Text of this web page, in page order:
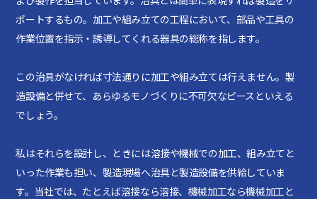
ポートするもの。加工や組み立ての工程において、部品や工具の
作業位置を指示・誘導してくれる器具の総称を指します。
この治具がなければ寸法通りに加工や組み立ては行えません。製
造設備と併せて、あらゆるモノづくりに不可欠なピースといえる
でしょう。
私はそれらを設計し、ときには溶接や機械での加工、組み立てと
いった作業も担い、製造現場へ治具と製造設備を供給していま
す。当社では、たとえば溶接なら溶接、機械加工なら機械加工と